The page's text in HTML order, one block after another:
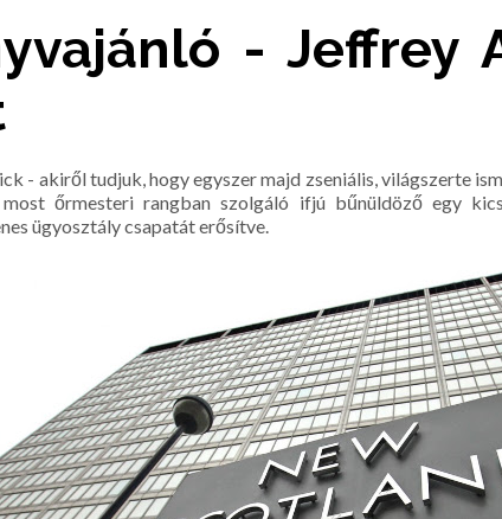
- Jeffrey
- akiről tudjuk, hogy egyszer majd zseniális, világszerte
őrmesteri rangban szolgáló ifjú bűnüldöző egy
ügyosztály csapatát erősítve.